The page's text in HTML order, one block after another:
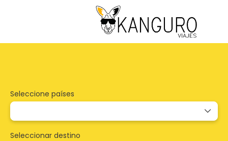
Seleccione países
Seleccionar destino